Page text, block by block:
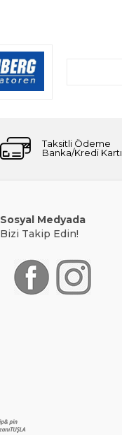
Taksitli Ödeme
Banka/Kredi Kartı
Sosyal Medyada
Bizi Takip Edin!